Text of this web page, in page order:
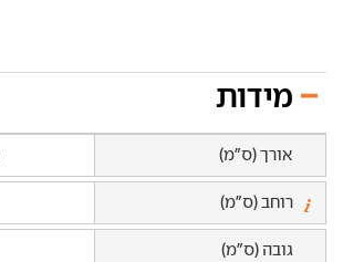
מידות
אורך (ס"מ)
רוחב (ס"מ)
גובה (ס"מ)